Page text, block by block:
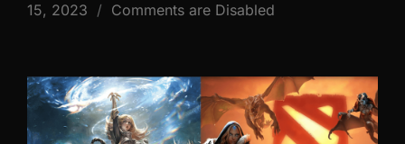
15, 2023
Comments are Disabled